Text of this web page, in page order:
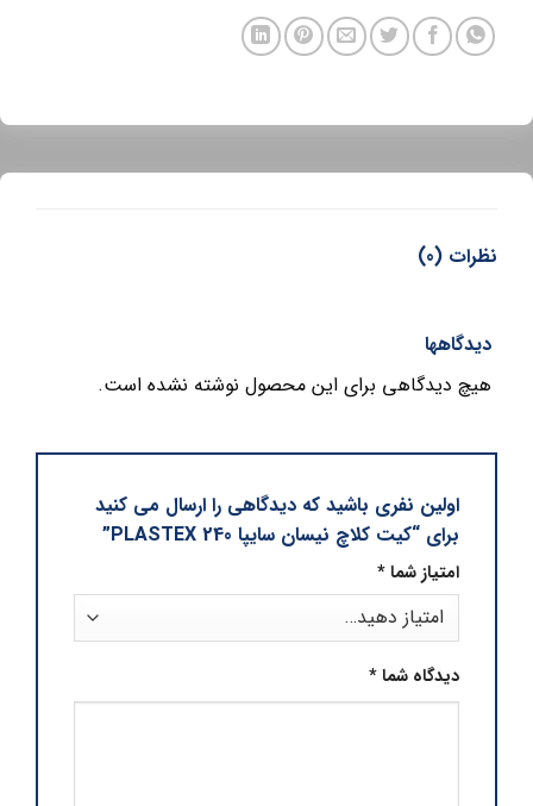
نظرات (0)
دیدگاهها
هیچ دیدگاهی برای این محصول نوشته نشده است.
اولین نفری باشید که دیدگاهی را ارسال می کنید
برای “کیت کلاچ نیسان سایپا 240 PLASTEX”
امتیاز شما*
دیدگاه شما*